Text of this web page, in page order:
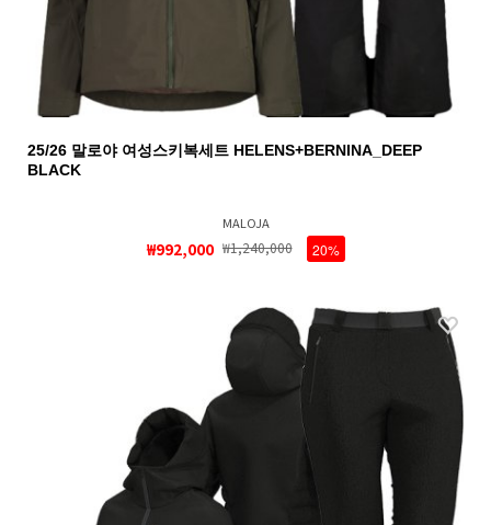
25/26 말로야 여성스키복세트 HELENS+BERNINA_DEEP
BLACK
MALOJA
₩992,000 ₩1,240,000 20%